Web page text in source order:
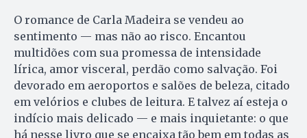
O romance de Carla Madeira se vendeu ao
sentimento — mas não ao risco. Encantou
multidões com sua promessa de intensidade
lírica, amor visceral, perdão como salvação. Foi
devorado em aeroportos e salões de beleza, citado
em velórios e clubes de leitura. E talvez aí esteja o
indício mais delicado — e mais inquietante: o que
há nesse livro que se encaixa tão bem em todas as